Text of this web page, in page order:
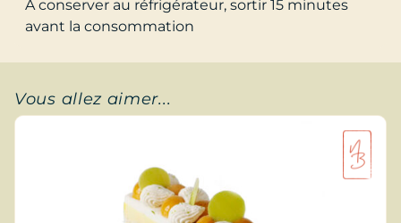
A conserver au réfrigérateur, sortir 15 minutes
avant la consommation
Vous allez aimer...